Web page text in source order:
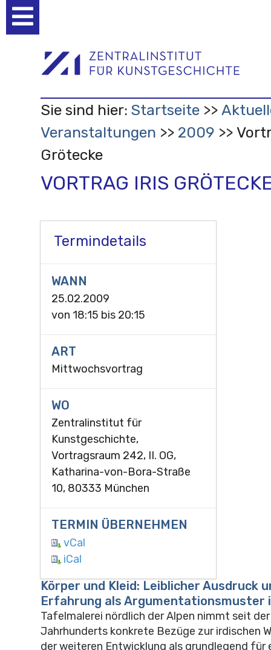
Werkzeuge
Sie sind hier: Startseite
Veranstaltungen
2009
Grötecke
VORTRAG IRIS
Termindetails
WANN
25.02.2009
von 18:15 bis 20:15
ART
Mittwochsvortrag
WO
Zentralinstitut für
Kunstgeschichte,
Vortragsraum 242, II. OG,
Katharina-von-Bora-Straße
10, 80333 München
TERMIN ÜBERNEHMEN
vCal
iCal
Körper und Kleid: Leiblicher Ausdruck
Erfahrung als Argumentationsmuster
Tafelmalerei nördlich der Alpen nimmt seit
Jahrhunderts konkrete Bezüge zur irdischen
der weiteren Entwicklung als grundlegend für